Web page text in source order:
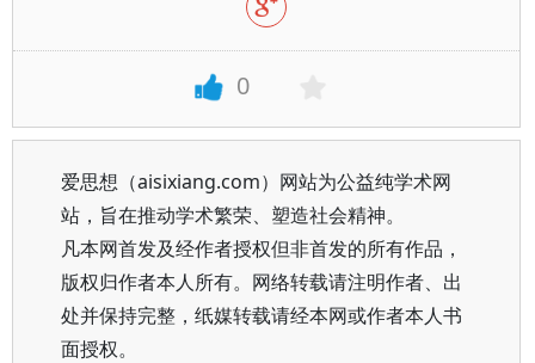
0
爱思想（aisixiang.com）网站为公益纯学术网
站，旨在推动学术繁荣、塑造社会精神。
凡本网首发及经作者授权但非首发的所有作品，
版权归作者本人所有。网络转载请注明作者、出
处并保持完整，纸媒转载请经本网或作者本人书
面授权。